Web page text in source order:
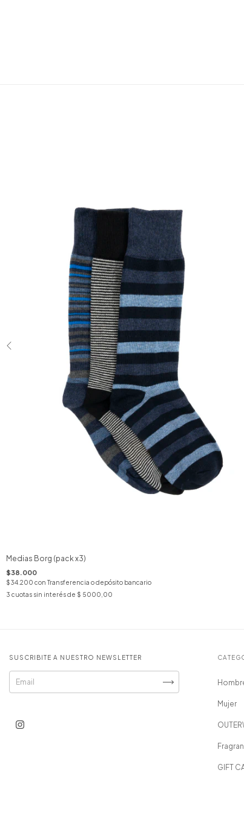
Medias Borg (pack x3)
$38.000
$34.200 con Transferencia o depósito bancario
3 cuotas sin interés de $ 5000,00
SUSCRIBITE A NUESTRO NEWSLETTER
Mujer
GIFT